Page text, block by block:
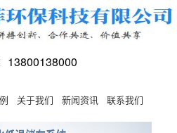
13800138000
关于我们 新闻资讯 联系我们